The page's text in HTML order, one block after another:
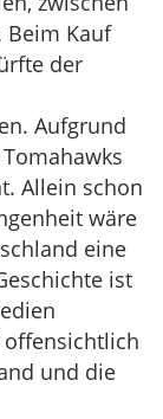
Beim Kauf
der
Aufgrund
Allein schon
wäre
eine
ist
offensichtlich
und die